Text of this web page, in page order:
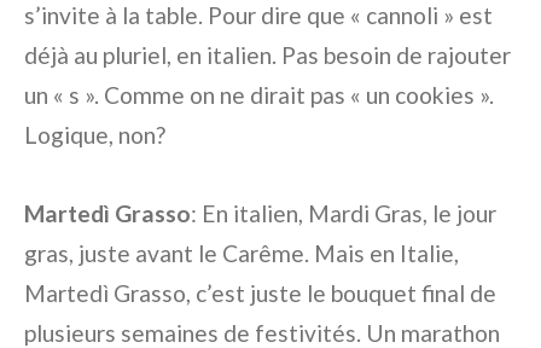
s’invite à la table. Pour dire que « cannoli » est
déjà au pluriel, en italien. Pas besoin de rajouter
un « s ». Comme on ne dirait pas « un cookies ».
Logique, non?
Martedì Grasso: En italien, Mardi Gras, le jour
gras, juste avant le Carême. Mais en Italie,
Martedì Grasso, c’est juste le bouquet final de
plusieurs semaines de festivités. Un marathon